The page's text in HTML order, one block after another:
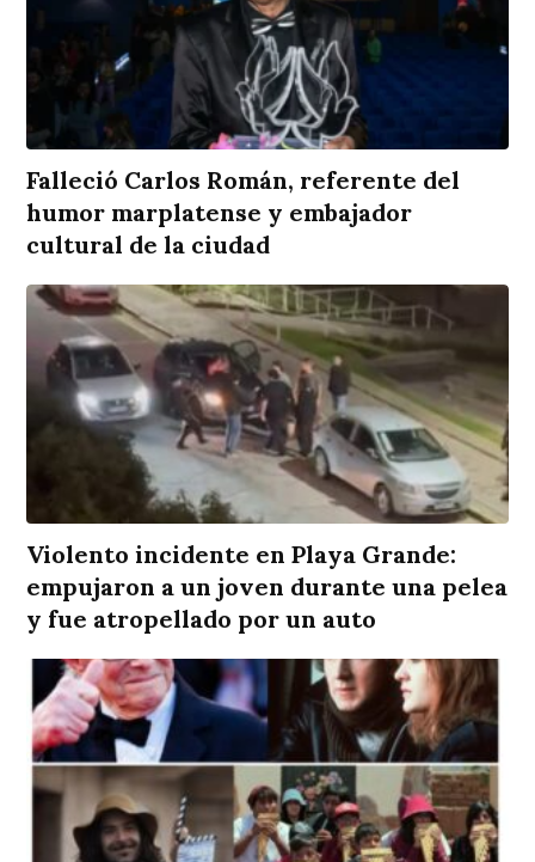
Falleció Carlos Román, referente del
humor marplatense y embajador
cultural de la ciudad
Violento incidente en Playa Grande:
empujaron a un joven durante una pelea
y fue atropellado por un auto